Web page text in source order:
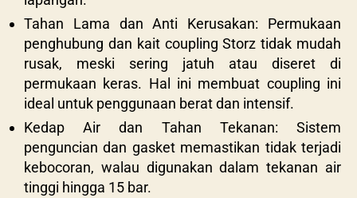
Tahan Lama dan Anti Kerusakan: Permukaan
penghubung dan kait coupling Storz tidak mudah
rusak, meski sering jatuh atau diseret di
permukaan keras. Hal ini membuat coupling ini
ideal untuk penggunaan berat dan intensif.
Kedap Air dan Tahan Tekanan: Sistem
penguncian dan gasket memastikan tidak terjadi
kebocoran, walau digunakan dalam tekanan air
tinggi hingga 15 bar.